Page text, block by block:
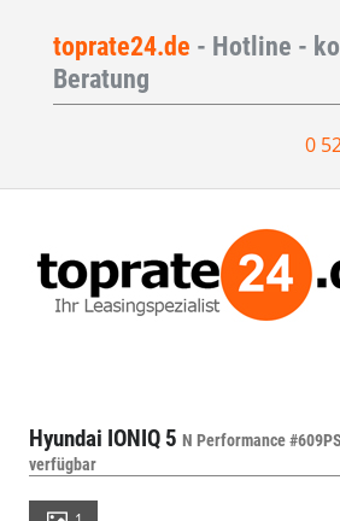
toprate24.de - Hotline -
Beratung
0
Hyundai IONIQ 5 N Performance
verfügbar